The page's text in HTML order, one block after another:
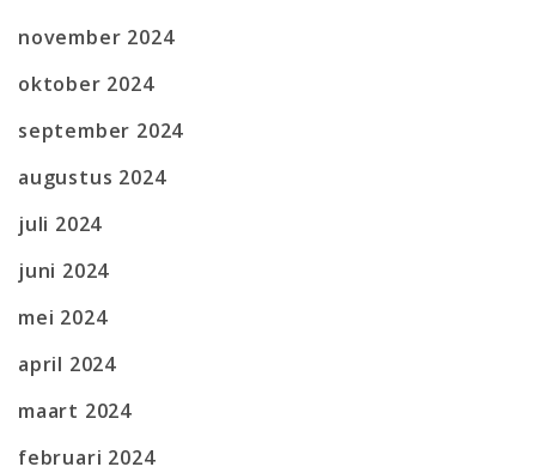
november 2024
oktober 2024
september 2024
augustus 2024
juli 2024
juni 2024
mei 2024
april 2024
maart 2024
februari 2024